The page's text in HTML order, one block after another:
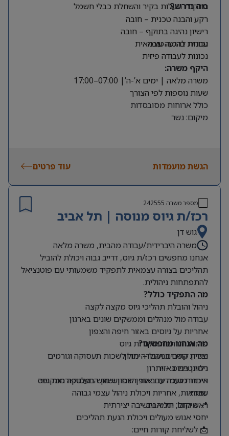
התקנת תעלות בקיר והשחלת כבלי חשמל
מה נדרש?
רקע והבנה טכנית – חובה
רישיון נהיגה בתוקף – חובה
עברית ברמה טובה
נכונות להגעה עצמאית
נכונות לעבודה פיזית
היקף משרה:
משרה מלאה | ימים א’-ה’| 07:00–17:00
שעות נוספות לפי הצורך
כולל ארוחות מסובסדות
מיקום: נשר
הגשת מועמדות עוד פרטים
מספר משרה 242555
רכז/ת גיוס מנוסה | תל אביב
גוש דן
משרה היברידית/עבודה מהבית, משרה מלאה
אנחנו מחפשים רכז/ת גיוס, דרייב גבוה ויכולת להוביל
תהליכים בצורה עצמאית לתפקיד משמעותי עם פוטנציאל
להתפתחות ניהולית.
מה התפקיד כולל?
ניהול והובלת תהליכי גיוס מקצה לקצה
עבודה מול מנהלים וממשקים שונים בארגון
אחריות על גיוסים באזור חיפה והצפון
פיתוח והרחבת מקורות גיוס
יצירת קשרים ועבודה מול לשכות תעסוקה וגורמים
רלוונטיים באזור
איתור מועמדים באופן יזום ושימוש בפלטפורמות גיוס
שונות
מה אנחנו מחפשים?
ניסיון קודם בניהול – יתרון
ניסיון בגיוס – יתרון
היכרות טובה עם אזור הצפון ושוק התעסוקה המקומי
עצמאות, אחריות ויכולת ניהול עצמי גבוהה
ראש גדול, יוזמה וחשיבה יצירתית
יחסי אנוש מעולים ויכולת הנעת תהליכים
📍 מיקום: תל אביב
📩 לשליחת קורות חיים: